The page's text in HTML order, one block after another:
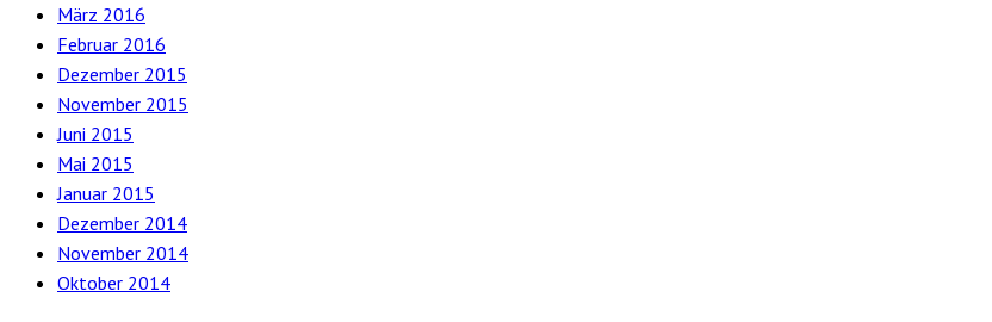
März 2016
Februar 2016
Dezember 2015
November 2015
Juni 2015
Mai 2015
Januar 2015
Dezember 2014
November 2014
Oktober 2014